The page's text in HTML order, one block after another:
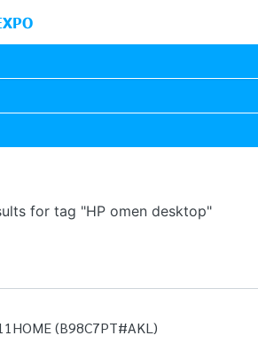
for tag "HP omen desktop"
(B98C7PT#AKL)